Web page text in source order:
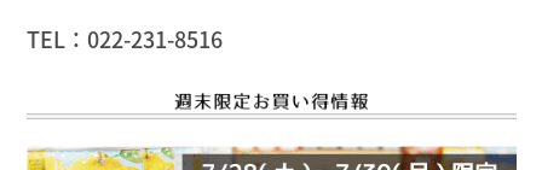
TEL：022-231-8516